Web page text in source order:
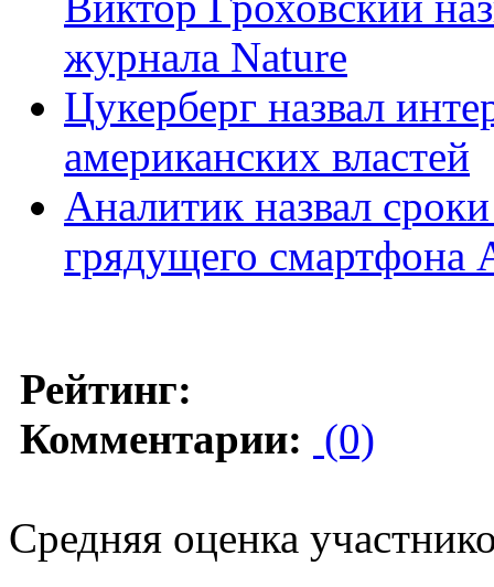
журнала Nature
Цукерберг назвал
американских властей
Аналитик назвал
грядущего смартфона
Рейтинг:
Комментарии: (0)
Средняя оценка